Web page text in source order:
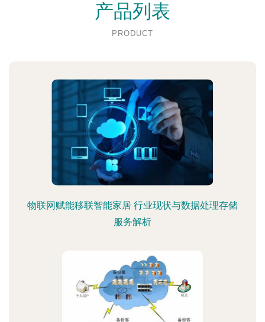
产品列表
PRODUCT
物联网赋能移联智能家居 行业现状与数据处理存储
服务解析